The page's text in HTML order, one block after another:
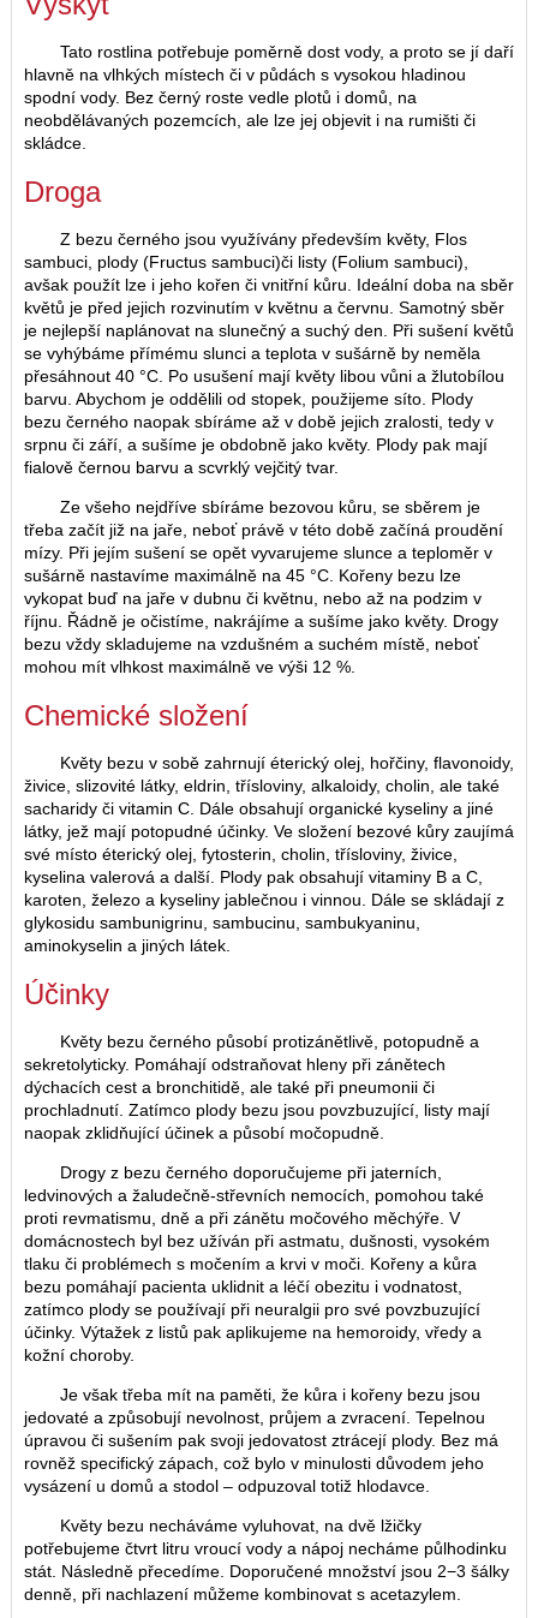
Tato rostlina potřebuje poměrně dost vody, a proto se jí daří
hlavně na vlhkých místech či v půdách s vysokou hladinou
spodní vody. Bez černý roste vedle plotů i domů, na
neobdělávaných pozemcích, ale lze jej objevit i na rumišti či
skládce.
Droga
Z bezu černého jsou využívány především květy, Flos
sambuci, plody (Fructus sambuci)či listy (Folium sambuci),
avšak použít lze i jeho kořen či vnitřní kůru. Ideální doba na sběr
květů je před jejich rozvinutím v květnu a červnu. Samotný sběr
je nejlepší naplánovat na slunečný a suchý den. Při sušení květů
se vyhýbáme přímému slunci a teplota v sušárně by neměla
přesáhnout 40 °C. Po usušení mají květy libou vůni a žlutobílou
barvu. Abychom je oddělili od stopek, použijeme síto. Plody
bezu černého naopak sbíráme až v době jejich zralosti, tedy v
srpnu či září, a sušíme je obdobně jako květy. Plody pak mají
fialově černou barvu a scvrklý vejčitý tvar.
Ze všeho nejdříve sbíráme bezovou kůru, se sběrem je
třeba začít již na jaře, neboť právě v této době začíná proudění
mízy. Při jejím sušení se opět vyvarujeme slunce a teploměr v
sušárně nastavíme maximálně na 45 °C. Kořeny bezu lze
vykopat buď na jaře v dubnu či květnu, nebo až na podzim v
říjnu. Řádně je očistíme, nakrájíme a sušíme jako květy. Drogy
bezu vždy skladujeme na vzdušném a suchém místě, neboť
mohou mít vlhkost maximálně ve výši 12 %.
Chemické složení
Květy bezu v sobě zahrnují éterický olej, hořčiny, flavonoidy,
živice, slizovité látky, eldrin, třísloviny, alkaloidy, cholin, ale také
sacharidy či vitamin C. Dále obsahují organické kyseliny a jiné
látky, jež mají potopudné účinky. Ve složení bezové kůry zaujímá
své místo éterický olej, fytosterin, cholin, třísloviny, živice,
kyselina valerová a další. Plody pak obsahují vitaminy B a C,
karoten, železo a kyseliny jablečnou i vinnou. Dále se skládají z
glykosidu sambunigrinu, sambucinu, sambukyaninu,
aminokyselin a jiných látek.
Účinky
Květy bezu černého působí protizánětlivě, potopudně a
sekretolyticky. Pomáhají odstraňovat hleny při zánětech
dýchacích cest a bronchitidě, ale také při pneumonii či
prochladnutí. Zatímco plody bezu jsou povzbuzující, listy mají
naopak zklidňující účinek a působí močopudně.
Drogy z bezu černého doporučujeme při jaterních,
ledvinových a žaludečně-střevních nemocích, pomohou také
proti revmatismu, dně a při zánětu močového měchýře. V
domácnostech byl bez užíván při astmatu, dušnosti, vysokém
tlaku či problémech s močením a krvi v moči. Kořeny a kůra
bezu pomáhají pacienta uklidnit a léčí obezitu i vodnatost,
zatímco plody se používají při neuralgii pro své povzbuzující
účinky. Výtažek z listů pak aplikujeme na hemoroidy, vředy a
kožní choroby.
Je však třeba mít na paměti, že kůra i kořeny bezu jsou
jedovaté a způsobují nevolnost, průjem a zvracení. Tepelnou
úpravou či sušením pak svoji jedovatost ztrácejí plody. Bez má
rovněž specifický zápach, což bylo v minulosti důvodem jeho
vysázení u domů a stodol – odpuzoval totiž hlodavce.
Květy bezu necháváme vyluhovat, na dvě lžičky
potřebujeme čtvrt litru vroucí vody a nápoj necháme půlhodinku
stát. Následně přecedíme. Doporučené množství jsou 2−3 šálky
denně, při nachlazení můžeme kombinovat s acetazylem.